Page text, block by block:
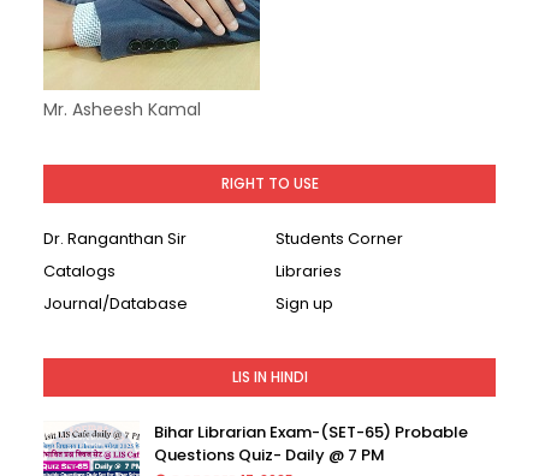
Mr. Asheesh Kamal
RIGHT TO USE
Dr. Ranganthan Sir
Students Corner
Catalogs
Libraries
Journal/Database
Sign up
LIS IN HINDI
Bihar Librarian Exam-(SET-65) Probable
Questions Quiz- Daily @ 7 PM